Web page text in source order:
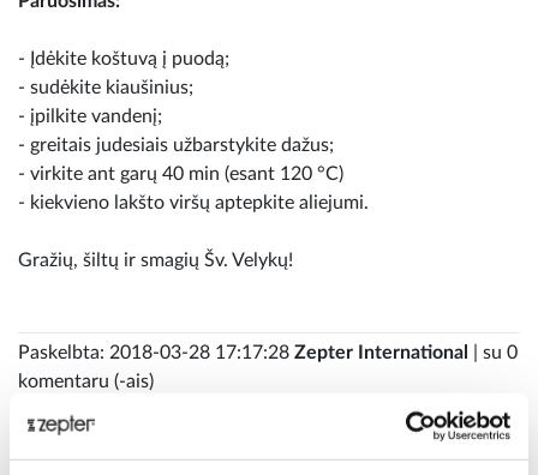
- Įdėkite koštuvą į puodą;
- sudėkite kiaušinius;
- įpilkite vandenį;
- greitais judesiais užbarstykite dažus;
- virkite ant garų 40 min (esant 120 °C)
- kiekvieno lakšto viršų aptepkite aliejumi.
Gražių, šiltų ir smagių Šv. Velykų!
Paskelbta: 2018-03-28 17:17:28 Zepter International
| su 0
komentaru (-ais)
Su Zepter gyvenkyte sveikiau, gyvenkyte ilgiau!